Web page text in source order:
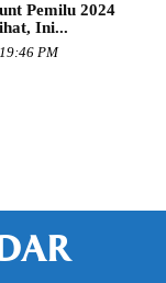
Pemilu 2024
Ini...
PM